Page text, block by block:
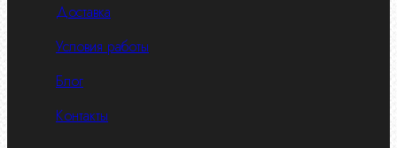
Доставка
Условия работы
Блог
Контакты